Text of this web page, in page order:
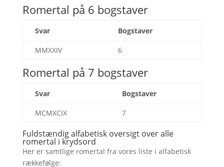
Romertal på 6 bogstaver
Svar Bogstaver
MMXXIV 6
Romertal på 7 bogstaver
Svar Bogstaver
MCMXCIX 7
Fuldstændig alfabetisk oversigt over alle
romertal i krydsord
Her er samtlige romertal fra vores liste i alfabetisk
rækkefølge: